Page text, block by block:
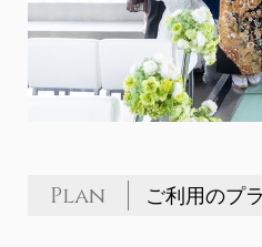
Plan ご利用のプ